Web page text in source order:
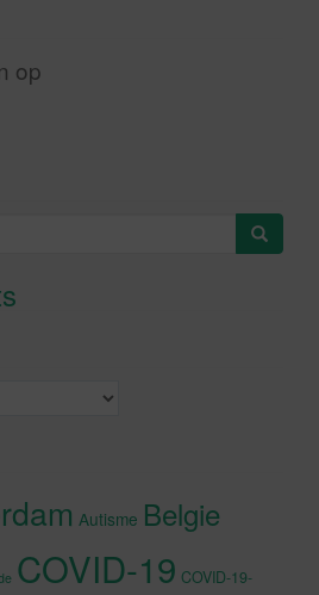
op
cookies te
Autisme Belgie
COVID-19 COVID-19-